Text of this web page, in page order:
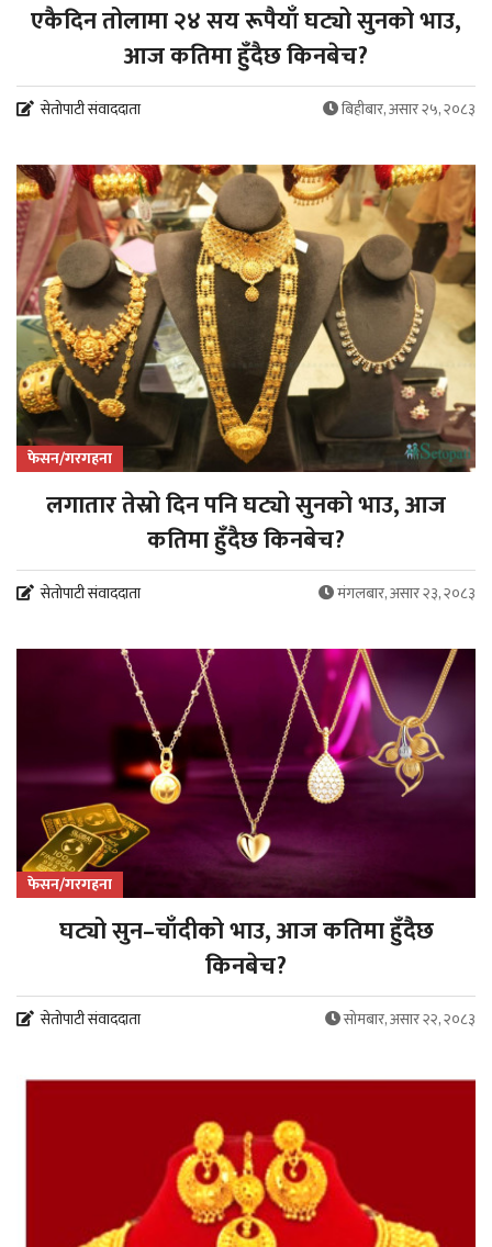
एकैदिन तोलामा २४ सय रूपैयाँ घट्यो सुनको भाउ,
आज कतिमा हुँदैछ किनबेच?
सेतोपाटी संवाददाता बिहीबार, असार २५, २०८३
फेसन/गरगहना
लगातार तेस्रो दिन पनि घट्यो सुनको भाउ, आज
कतिमा हुँदैछ किनबेच?
सेतोपाटी संवाददाता मंगलबार, असार २३, २०८३
फेसन/गरगहना
घट्यो सुन–चाँदीको भाउ, आज कतिमा हुँदैछ
किनबेच?
सेतोपाटी संवाददाता सोमबार, असार २२, २०८३